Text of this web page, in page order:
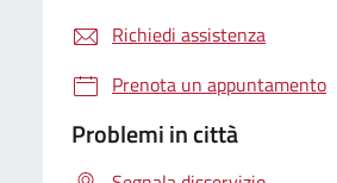
Richiedi assistenza
Prenota un appuntamento
Problemi in città